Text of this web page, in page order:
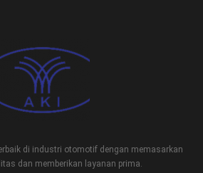
di industri otomotif dengan memasarkan
dan memberikan layanan prima.